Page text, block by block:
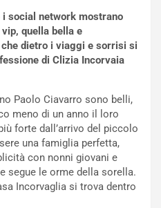
social network mostrano
quella bella e
dietro i viaggi e sorrisi si
di Clizia Incorvaia
Paolo Ciavarro sono belli,
meno di un anno il loro
forte dall’arrivo del piccolo
una famiglia perfetta,
con nonni giovani e
segue le orme della sorella.
Incorvaglia si trova dentro